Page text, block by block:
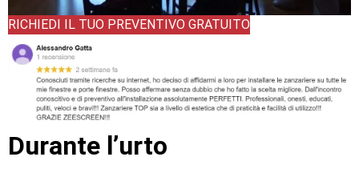
RICHIEDI IL TUO PREVENTIVO GRATUITO
Durante l’urto